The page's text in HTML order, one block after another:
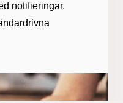
notifieringar,